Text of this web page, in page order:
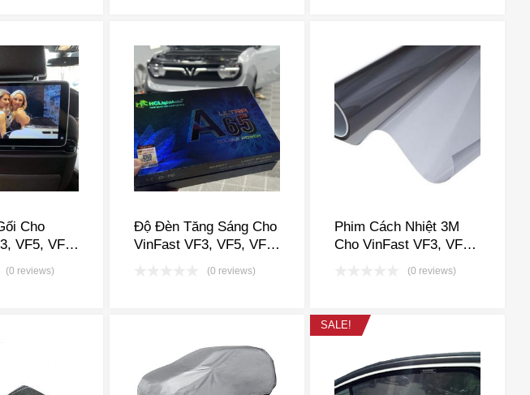
Cho
VF5, VF6,
(0 reviews)
Độ Đèn Tăng Sáng Cho
VinFast VF3, VF5, VF6,
(0 reviews)
Phim Cách Nhiệt 3M
Cho VinFast VF3, VF5,
(0 reviews)
SALE!